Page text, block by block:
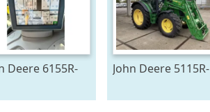
Deere 6155R-
John Deere 5115R-